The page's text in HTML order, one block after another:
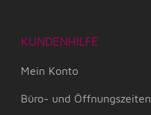
KUNDENHILFE
Mein Konto
Büro- und Öffnungszeiten